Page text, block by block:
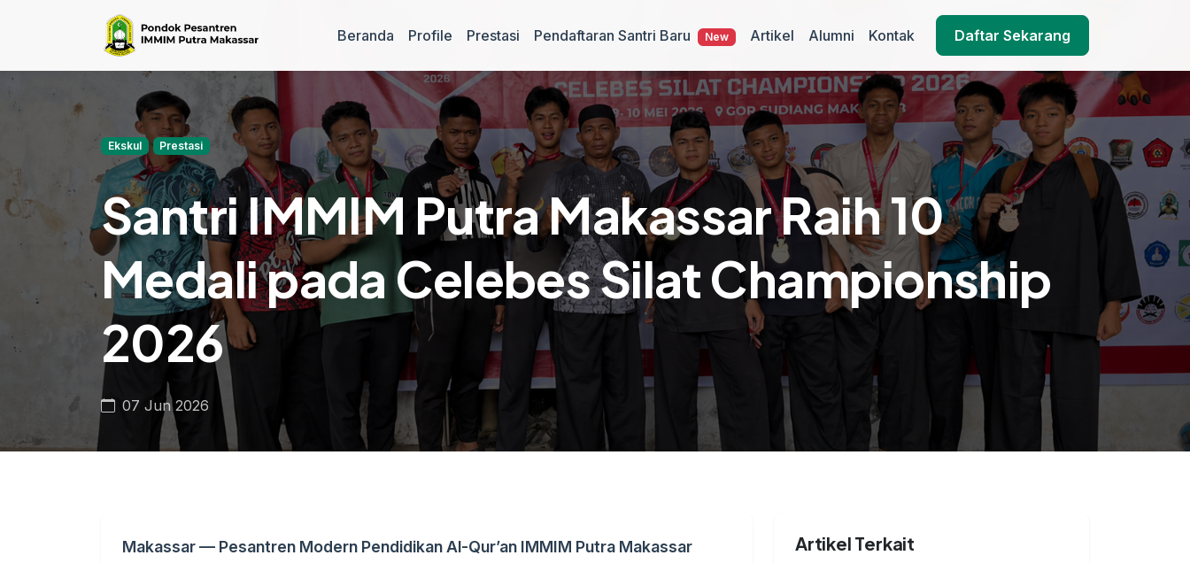
Beranda Profile Prestasi Pendaftaran Santri Baru New Artikel Alumni Kontak Daftar Sekarang
Ekskul Prestasi
Santri IMMIM Putra Makassar Raih 10
Medali pada Celebes Silat Championship
2026
07 Jun 2026
Makassar — Pesantren Modern Pendidikan Al-Qur’an IMMIM Putra Makassar
Artikel Terkait